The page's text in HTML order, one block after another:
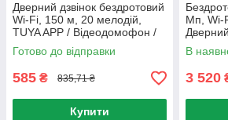
Дверний дзвінок бездротовий
Wi-Fi, 150 м, 20 мелодій,
TUYA APP / Відеодомофон /
Дзвінок з відеокамерою
Готово до відправки
585 ₴ 835,71 ₴
Купити
Мп, Wi-
дзвінок
В
3 520